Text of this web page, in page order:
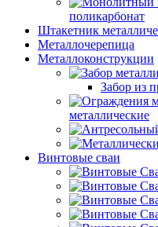
поликарбонат
Штакетник
Металлочерепица
Металлоконструкции
Забор из
металлические
Винтовые сваи